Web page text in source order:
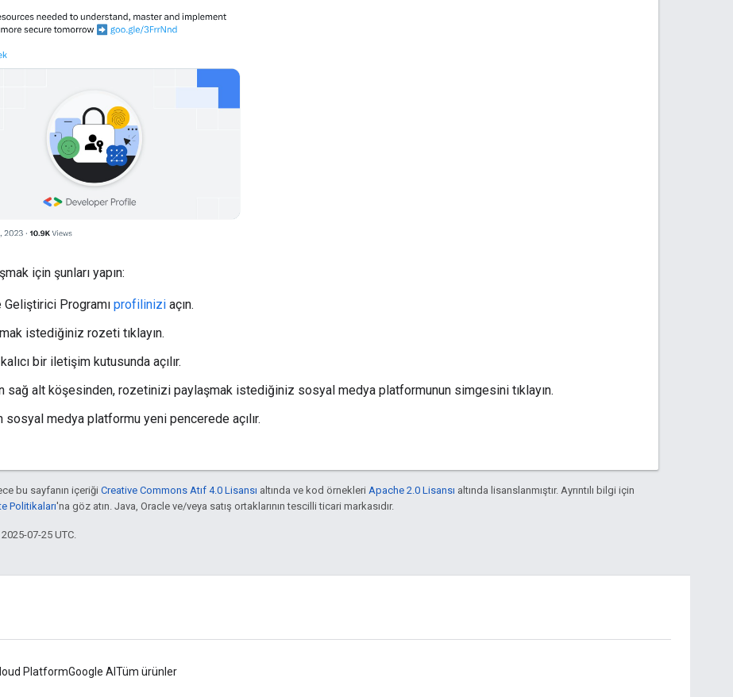
için şunları yapın:
Geliştirici Programı profilinizi açın.
istediğiniz rozeti tıklayın.
kalıcı bir iletişim kutusunda açılır.
sağ alt köşesinden, rozetinizi paylaşmak istediğiniz sosyal medya platformunun simgesini tıklayın.
sosyal medya platformu yeni pencerede açılır.
bu sayfanın içeriği Creative Commons Atıf 4.0 Lisansı altında ve kod örnekleri Apache 2.0 Lisansı altında lisanslanmıştır. Ayrıntılı bilgi için
Politikaları'na göz atın. Java, Oracle ve/veya satış ortaklarının tescilli ticari markasıdır.
07-25 UTC.
PlatformGoogle AI Tüm ürünler